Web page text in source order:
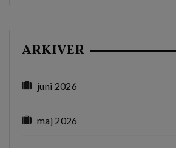
ARKIVER
juni 2026
maj 2026